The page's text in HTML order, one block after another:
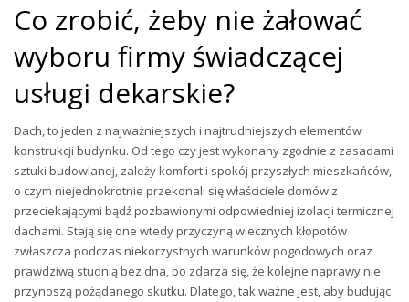
Co zrobić, żeby nie żałować
wyboru firmy świadczącej
usługi dekarskie?
Dach, to jeden z najważniejszych i najtrudniejszych elementów
konstrukcji budynku. Od tego czy jest wykonany zgodnie z zasadami
sztuki budowlanej, zależy komfort i spokój przyszłych mieszkańców,
o czym niejednokrotnie przekonali się właściciele domów z
przeciekającymi bądź pozbawionymi odpowiedniej izolacji termicznej
dachami. Stają się one wtedy przyczyną wiecznych kłopotów
zwłaszcza podczas niekorzystnych warunków pogodowych oraz
prawdziwą studnią bez dna, bo zdarza się, że kolejne naprawy nie
przynoszą pożądanego skutku. Dlatego, tak ważne jest, aby budując